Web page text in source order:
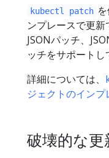
kubectl patch
ンプレースで更新
JSONパッチ、
ッチをサポートし
詳細については、
ジェクトのイン
破壊的な更